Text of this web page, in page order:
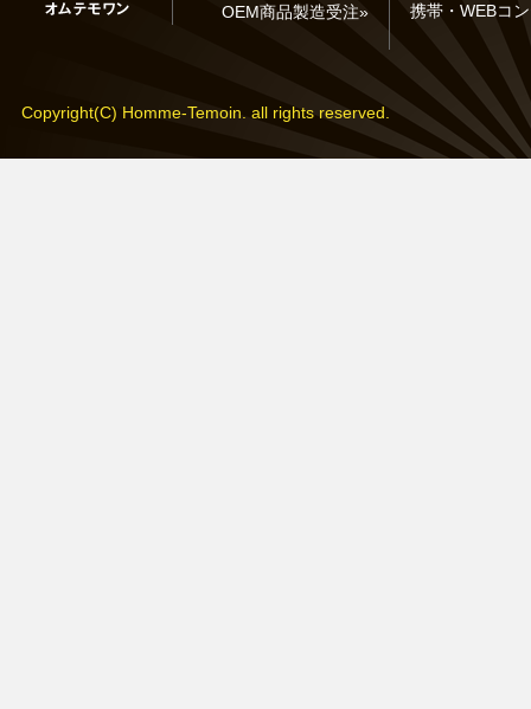
OEM商品製造受注»
携帯・WEBコ
Copyright(C) Homme-Temoin. all rights reserved.